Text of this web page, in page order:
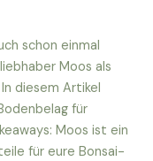
schon einmal
Moos als
diesem Artikel
für
Moos ist ein
für eure Bonsai-